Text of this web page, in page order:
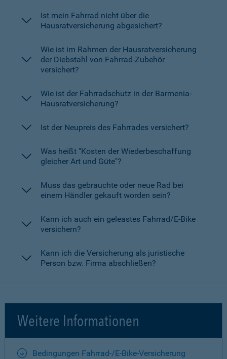
Ist mein Fahrrad nicht über die
Hausratversicherung abgesichert?
Wie ist im Rahmen der Hausratversicherung
der Diebstahl von Fahrrad-Zubehör
versichert?
Wie ist der Fahrradschutz in der Barmenia-
Hausratversicherung?
Ist der Neupreis des Fahrrades versichert?
Was heißt "Kosten der Wiederbeschaffung
gleicher Art und Güte"?
Muss das gebrauchte oder neue Rad bei
einem Händler gekauft worden sein?
Kann ich auch ein geleastes Fahrrad/E-Bike
versichern?
Kann ich die Versicherung als juristische
Person bzw. Firma abschließen?
Weitere Informationen
Bedingungen Fahrrad-/E-Bike-Versicherung